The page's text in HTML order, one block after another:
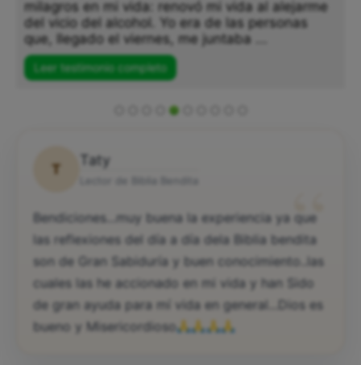
milagros en mi vida: renovó mi vida al alejarme
del vicio del alcohol. Yo era de las personas
que, llegado el viernes, me juntaba ...
Leer testimonio completo
T
Taty
“
Bendiciones...muy buena la experiencia ya que
las reflexiones del día a día dela Biblia bendita
son de Gran Sabiduría y buen conocimiento..las
cuales las he accionado en mi vida y han Sido
de gran ayuda para mí vida en general...Dios es
bueno y Misericordioso